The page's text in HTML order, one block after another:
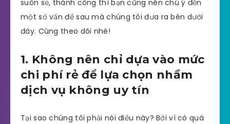
suôn sẻ, thành công thì bạn cũng nên chú ý đến
một số vấn đề sau mà chúng tôi đưa ra bên dưới
đây. Cùng theo dõi nhé!
1. Không nên chỉ dựa vào mức
chi phí rẻ để lựa chọn nhầm
dịch vụ không uy tín
Tại sao chúng tôi phải nói điều này? Bởi vì có quá